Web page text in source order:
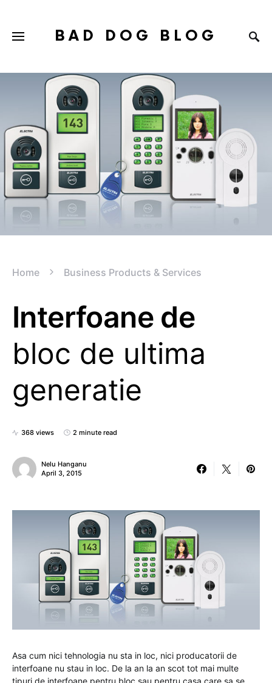
BAD DOG BLOG
Home Business Products & Services
Interfoane de
bloc de ultima
generatie
368 views 2 minute read
Nelu Hanganu
April 3, 2015
Asa cum nici tehnologia nu sta in loc, nici producatorii de
interfoane nu stau in loc. De la an la an scot tot mai multe